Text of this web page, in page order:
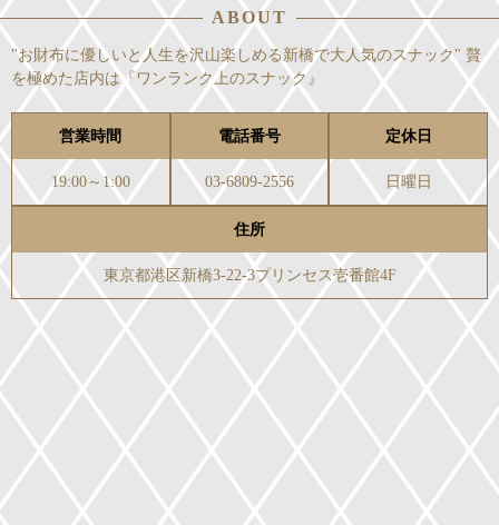
ABOUT
"お財布に優しいと人生を沢山楽しめる新橋で大人気のスナック" 贅
を極めた店内は『ワンランク上のスナック』
営業時間
19:00～1:00
電話番号
03-6809-2556
定休日
日曜日
住所
東京都港区新橋3-22-3プリンセス壱番館4F